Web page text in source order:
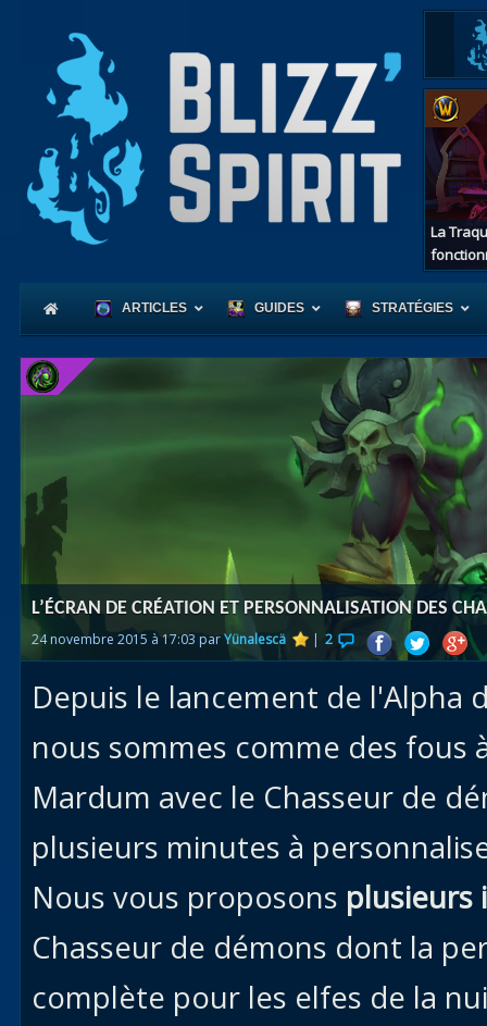
La
ARTICLES GUIDES
Coeur
Races
alliées
des îles
le vol
Uldum
Val
STRATÉGIES
L’ÉCRAN DE CRÉATION ET PERSONNALISATION DES
24 novembre 2015 à 17:03 parYünalescä | 2
Depuis le lancement de l'Alpha
nous sommes comme des fous
Mardum avec le Chasseur de
plusieurs minutes à
Nous vous proposons plusieurs
Chasseur de démons dont la
complète pour les elfes de la